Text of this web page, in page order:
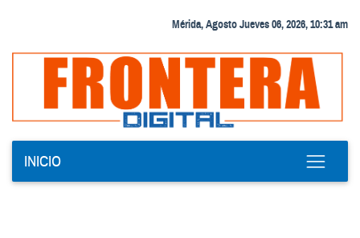
Mérida, Agosto Jueves 06, 2026, 10:31 am
INICIO